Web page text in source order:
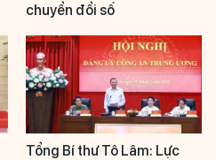
chuyển đổi số
Tổng Bí thư Tô Lâm: Lực